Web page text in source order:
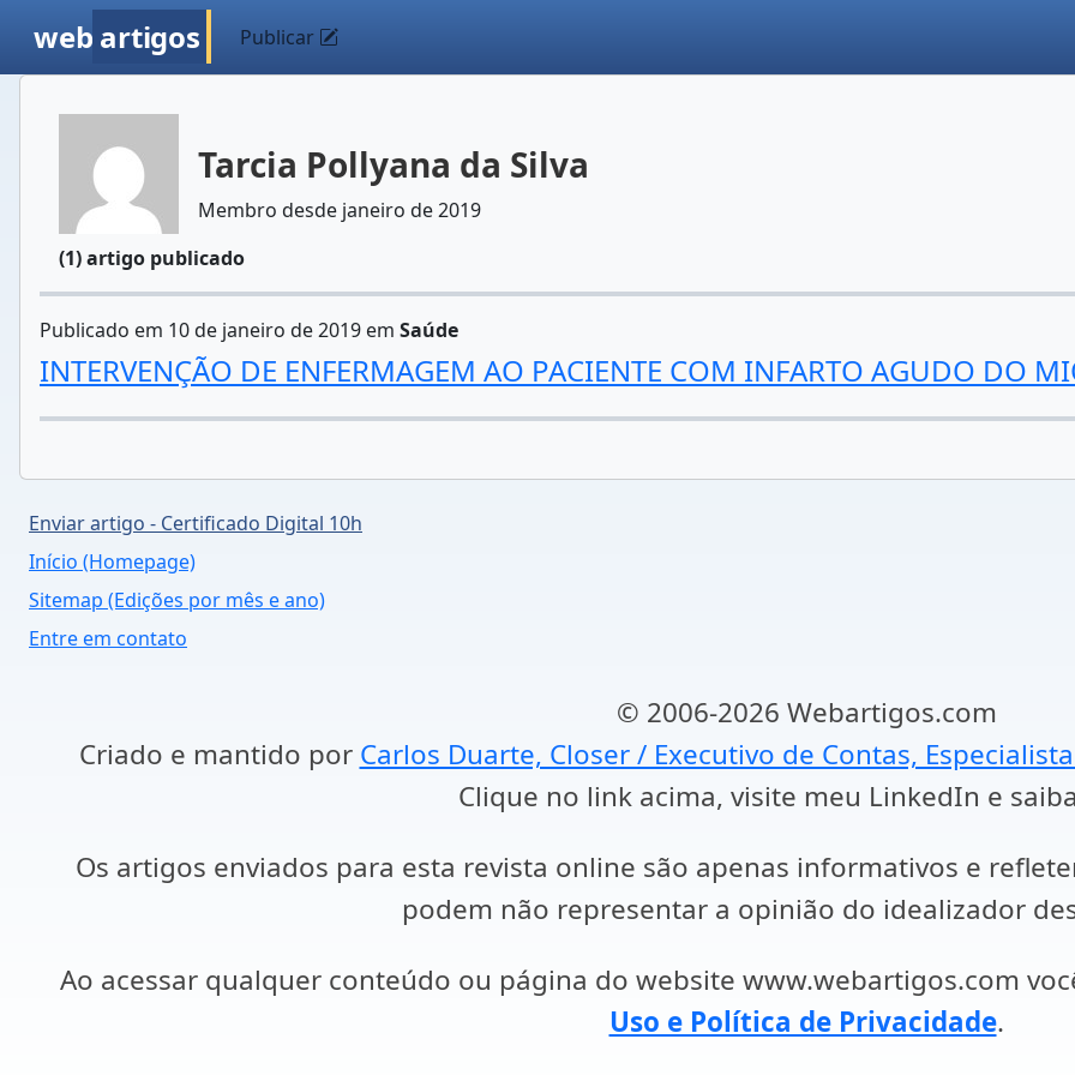
web artigos Publicar
Tarcia Pollyana da Silva
Membro desde janeiro de 2019
(1) artigo publicado
Publicado em 10 de janeiro de 2019 em Saúde
INTERVENÇÃO DE ENFERMAGEM AO PACIENTE COM INFARTO AGUDO DO
Enviar artigo - Certificado Digital 10h
Início (Homepage)
Sitemap (Edições por mês e ano)
Entre em contato
© 2006-2026 Webartigos.com
Criado e mantido por Carlos Duarte, Closer / Executivo de Contas,
Clique no link acima, visite meu LinkedIn e
Os artigos enviados para esta revista online são apenas informativos e
podem não representar a opinião do idealizador
Ao acessar qualquer conteúdo ou página do website www.webartigos.com
Uso e Política de Privacidade.